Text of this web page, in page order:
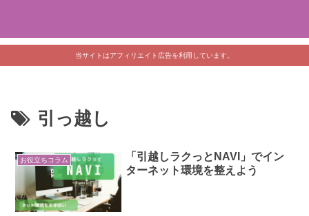
当サイトはアフィリエイト広告を利用しています。
引っ越し
お役立ちコラム
「引越しラクっとNAVI」でイン
ターネット環境を整えよう